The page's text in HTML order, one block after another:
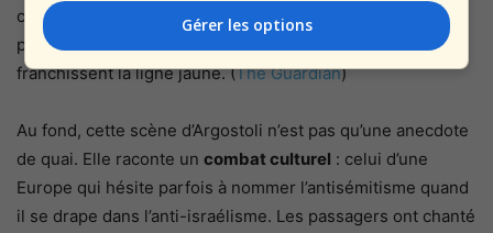
condition, bien sûr, que la sécurité soit assurée et que la
parole publique
les slogans qui
franchissent la ligne jaune. (The Guardian)
Au fond, cette scène d’Argostoli n’est pas qu’une anecdote
de quai. Elle raconte un combat culturel : celui d’une
Europe qui hésite parfois à nommer l’antisémitisme quand
il se drape dans l’anti-israélisme. Les passagers ont chanté
Gérer les options